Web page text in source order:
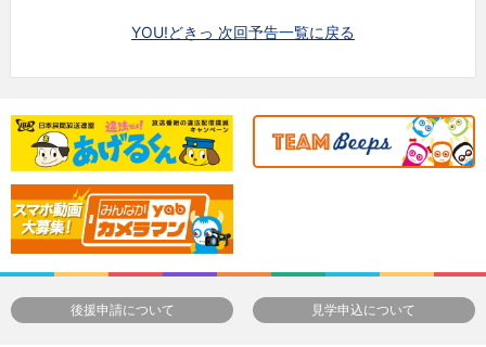
YOU!どきっ 次回予告一覧に戻る
後援申請について 見学申込について